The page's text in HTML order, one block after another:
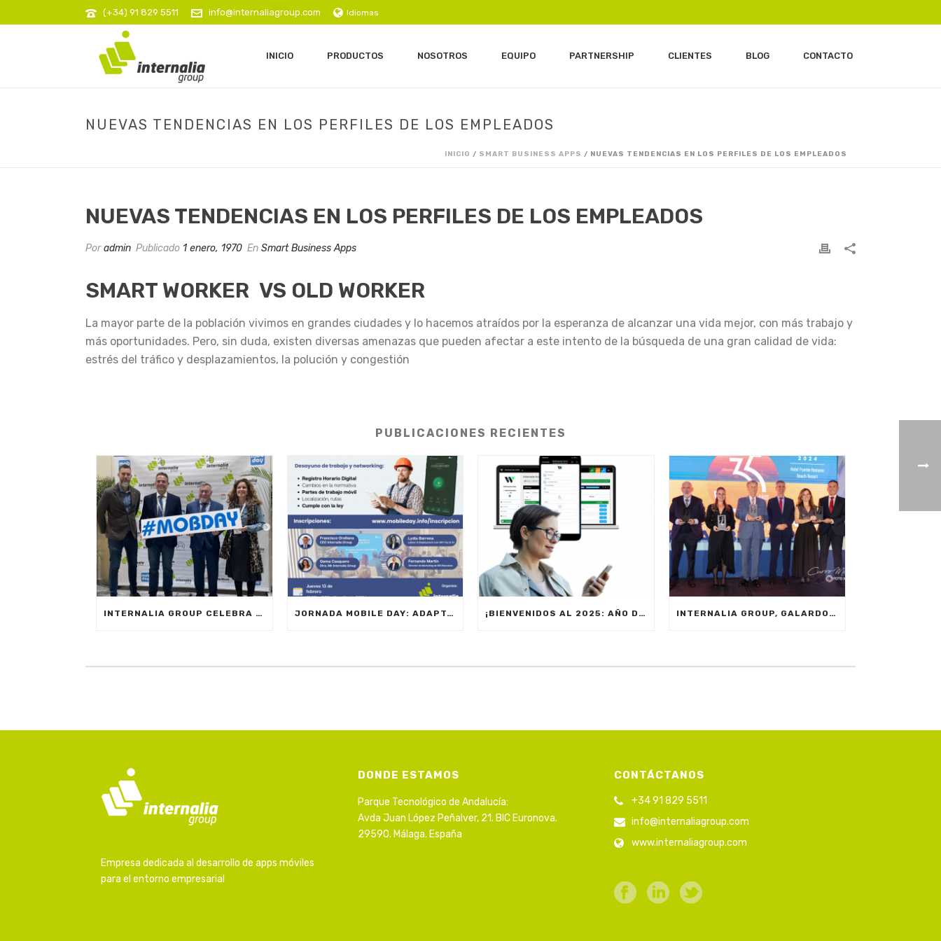
(+34) 91 829 5511 info@internaliagroup.com Idiomas
INICIO PRODUCTOS NOSOTROS EQUIPO PARTNERSHIP CLIENTES BLOG CONTACTO
NUEVAS TENDENCIAS EN LOS PERFILES DE LOS EMPLEADOS
INICIO / SMART BUSINESS APPS / NUEVAS TENDENCIAS EN LOS PERFILES DE LOS EMPLEADOS
NUEVAS TENDENCIAS EN LOS PERFILES DE LOS EMPLEADOS
Poradmin Publicado 1 enero, 1970 En Smart Business Apps
SMART WORKER VS OLD WORKER
La mayor parte de la población vivimos en grandes ciudades y lo hacemos atraídos por la esperanza de alcanzar una vida mejor, con más trabajo y
más oportunidades. Pero, sin duda, existen diversas amenazas que pueden afectar a este intento de la búsqueda de una gran calidad de vida:
estrés del tráfico y desplazamientos, la polución y congestión
PUBLICACIONES RECIENTES
INTERNALIA GROUP CELEBRA EL MOBILE DAY REGISTRO HORARIO EN MARBELLA JORNADA MOBILE DAY: ADAPTACIÓN NORMATIVA 2025 – OPTIMIZA LA GESTIÓN DE EQUIPOS EN MOVILIDAD ¡BIENVENIDOS AL 2025: AÑO DE NUEVAS METAS, INNOVACIÓN Y PRODUCTIVIDAD! INTERNALIA GROUP, GALARDONADA CON EL PREMIO A LA INNOVACIÓN EN LOS XXIV PREMIOS EMPRESARIALES CIT MARBELLA 2024
Empresa dedicada al desarrollo de apps móviles
para el entorno empresarial
DONDE ESTAMOS
Parque Tecnológico de Andalucía:
Avda Juan López Peñalver, 21. BIC Euronova.
29590. Málaga. España
CONTÁCTANOS
+34 91 829 5511
info@internaliagroup.com
www.internaliagroup.com